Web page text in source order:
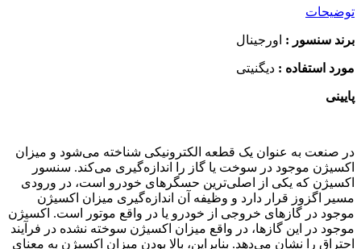
توضیحات
برند سنسور : اورجینال
مورد استفاده : دیگنیتی
پایینی
در صنعت به عنوان یک قطعه الکترونیکی شناخته می‌شود و میزان
اکسیژن موجود در سوخت یا گاز را اندازه‌گیری می‌کند. سنسور
اکسیژن که یکی از اصلی‌ترین حسگرهای خودرو است، در ورودی
مسیر اگزوز قرار دارد و وظیفه آن اندازه‌گیری میزان اکسیژن
موجود در گازهای خروجی از خودرو یا در واقع موتور است. اکسیژن
موجود در این گازها، در واقع میزان اکسیژن سوخته نشده در فرآیند
احتراق را نشان می‌دهد. بنابراین، بالا بودن میزان اکسیژن به معنای